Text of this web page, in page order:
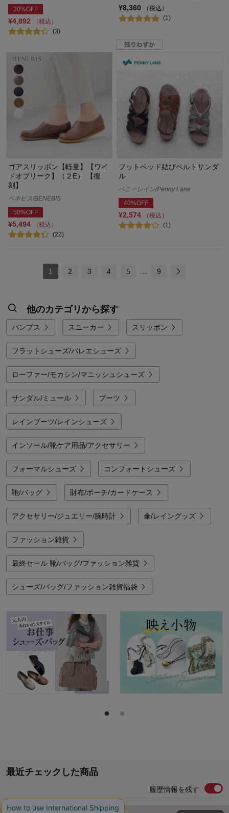
30%OFF
¥4,892
（税込）
(3)
¥8,360
（税込）
(1)
ゴアスリッポン【軽量】【ワイ
ドオブリーク】（２E） 【復
刻】
ベネビス/BENEBIS
50%OFF
¥5,494
（税込）
(22)
フットベッド結びベルトサンダ
ル
ペニーレイン/Penny Lane
40%OFF
¥2,574
（税込）
(1)
1 2 3 4 5 … 9
他のカテゴリから探す
パンプス スニーカー スリッポン
フラットシューズ/バレエシューズ
ローファー/モカシン/マニッシュシューズ
サンダル/ミュール ブーツ
レインブーツ/レインシューズ
インソール/靴ケア用品/アクセサリー
フォーマルシューズ コンフォートシューズ
鞄/バッグ 財布/ポーチ/カードケース
アクセサリー/ジュエリー/腕時計 傘/レイングッズ
ファッション雑貨
最終セール 靴/バッグ/ファッション雑貨
シューズ/バッグ/ファッション雑貨福袋
最近チェックした商品
履歴情報を残す